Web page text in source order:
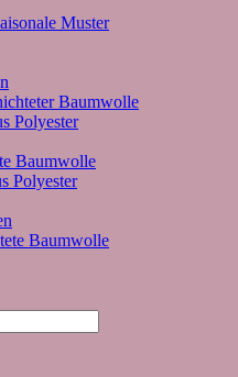
Muster
Baumwolle
Polyester
Baumwolle
Polyester
Baumwolle